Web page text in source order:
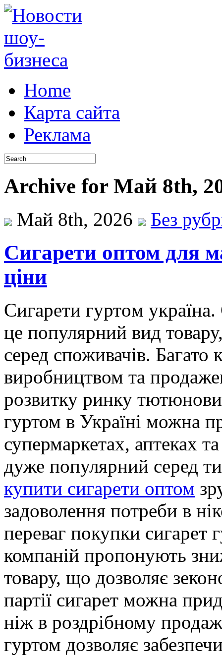
Home
Карта сайта
Реклама
Archive for Май 8th,
Май 8th, 2026 Без
Сигарети оптом для
ціни
Сигaрeти гуртoм
це популярний вид
серед споживачів. Багато
виробництвом та
розвитку ринку
гуртом в Україні можна
супермаркетах, аптеках
дуже популярний серед
купити сигарети оптом
задоволення потреби в
переваг покупки сигарет
компаній пропонують
товару, що дозволяє
партії сигарет можна
ніж в роздрібному
гуртом дозволяє